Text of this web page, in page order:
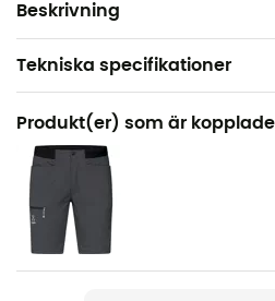
Beskrivning
Vikt: 230 g
Tekniska specifikationer
Rekommenderad för
Vandring / Touring
Bergsbestigning / Den dagliga
Kön
Herr
Produkt(er) som är